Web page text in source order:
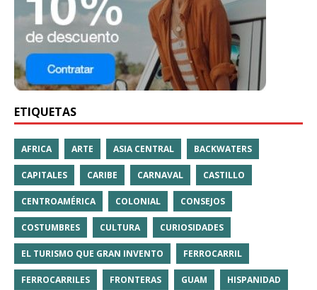
ETIQUETAS
AFRICA ARTE ASIA CENTRAL BACKWATERS
CAPITALES CARIBE CARNAVAL CASTILLO
CENTROAMÉRICA COLONIAL CONSEJOS
COSTUMBRES CULTURA CURIOSIDADES
EL TURISMO QUE GRAN INVENTO FERROCARRIL
FERROCARRILES FRONTERAS GUAM HISPANIDAD